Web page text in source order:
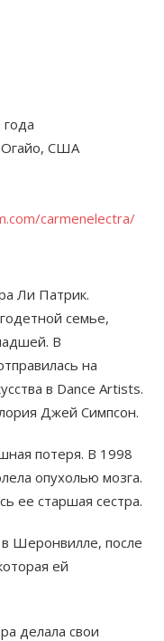
США
carmenelectra/
Ли Патрик.
семье,
В
на
в Dance Artists.
Джей Симпсон.
потеря. В 1998
опухолью мозга.
ее старшая сестра.
Шеронвилле, после
ей
делала свои